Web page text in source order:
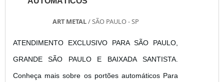
ART METAL/ SÃO PAULO - SP
ATENDIMENTO EXCLUSIVO PARA SÃO PAULO,
GRANDE SÃO PAULO E BAIXADA SANTISTA.
Conheça mais sobre os portões automáticos Para